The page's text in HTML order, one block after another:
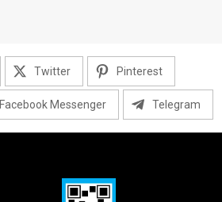
Twitter Pinterest
Facebook Messenger Telegram